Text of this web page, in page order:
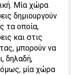
Μία χώρα
δημιουργούν
τα οποία,
και στις
μπορούν να
δηλαδή,
όμως, μία χώρα